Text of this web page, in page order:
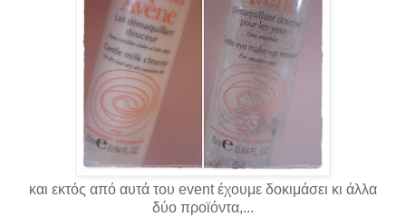
και εκτός από αυτά του event έχουμε δοκιμάσει κι άλλα
δύο προϊόντα,...